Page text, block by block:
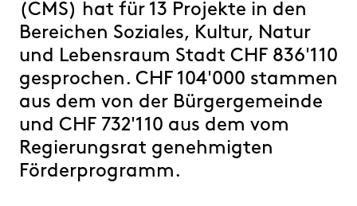
Personen
Medien
Publikationen
Kontakt
FAQ
(CMS) hat für 13 Projekte in den
Bereichen Soziales, Kultur, Natur
und Lebensraum Stadt CHF 836'110
gesprochen. CHF 104'000 stammen
aus dem von der Bürgergemeinde
und CHF 732'110 aus dem vom
Regierungsrat genehmigten
Förderprogramm.